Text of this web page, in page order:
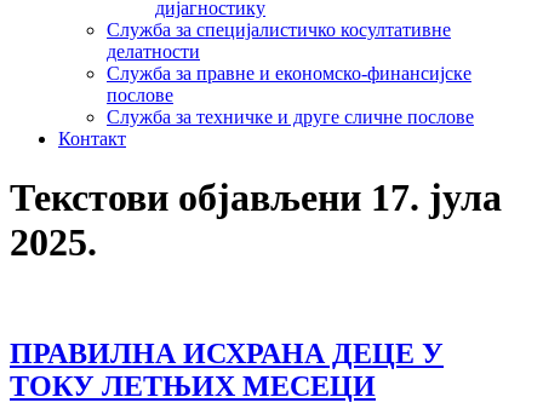
дијагностику
Служба за специјалистичко косултативне
делатности
Служба за правне и економско-финансијске
послове
Служба за техничке и друге сличне послове
Контакт
Текстови објављени 17. јула
2025.
ПРАВИЛНА ИСХРАНА ДЕЦЕ У
ТОКУ ЛЕТЊИХ МЕСЕЦИ